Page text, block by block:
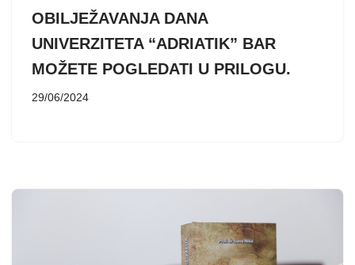
OBILJEŽAVANJA DANA
UNIVERZITETA “ADRIATIK” BAR
MOŽETE POGLEDATI U PRILOGU.
29/06/2024